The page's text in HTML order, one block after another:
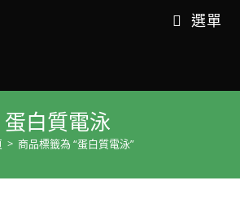
選單
蛋白質電泳
> 商品標籤為 “蛋白質電泳”